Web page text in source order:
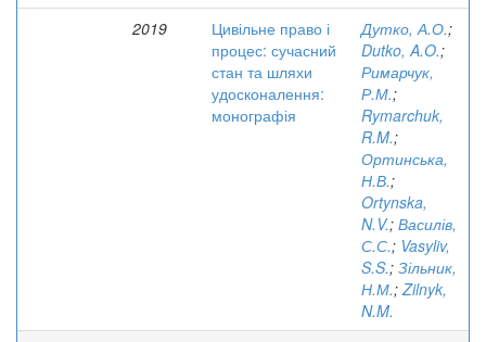
2019
Цивільне право і
процес: сучасний
стан та шляхи
удосконалення:
монографія
Дутко, А.О.;
Dutko, A.O.;
Римарчук,
Р.М.;
Rymarchuk,
R.M.;
Ортинська,
Н.В.;
Ortynska,
N.V.; Василів,
С.С.; Vasyliv,
S.S.; Зільник,
Н.М.;Zilnyk,
N.M.